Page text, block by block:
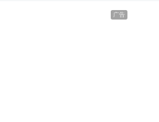
广告